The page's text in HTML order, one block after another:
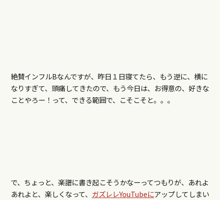
絶賛インフルBなんですが、昨日１日寝てたら、もう逆に、横に
なりすぎて、頭痛してきたので、もう今日は、お得意の、好きな
ことやろー！って、できる範囲で、こそこそと。。。
で、ちょっと、楽譜に書き起こそうかなーってつもりが、あれよ
あれよと、楽しくなって、 ガズレレYouTubeにアップしてしまい